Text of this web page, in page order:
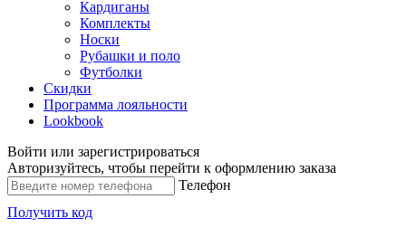
Кардиганы
Комплекты
Носки
Рубашки и поло
Футболки
Скидки
Программа лояльности
Lookbook
Войти или зарегистрироваться
Авторизуйтесь, чтобы перейти к оформлению заказа
Телефон
Получить код